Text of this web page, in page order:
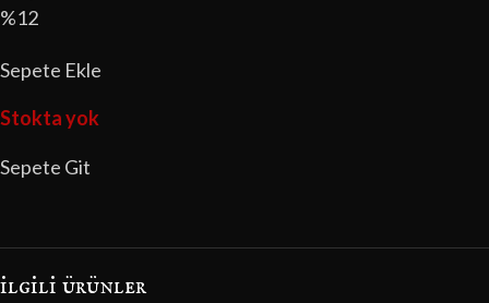
%12
Sepete Ekle
Stokta yok
Sepete Git
i̇lgili ürünler